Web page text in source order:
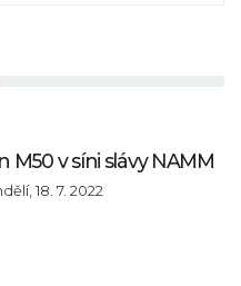
M50 v síni slávy NAMM
18. 7. 2022